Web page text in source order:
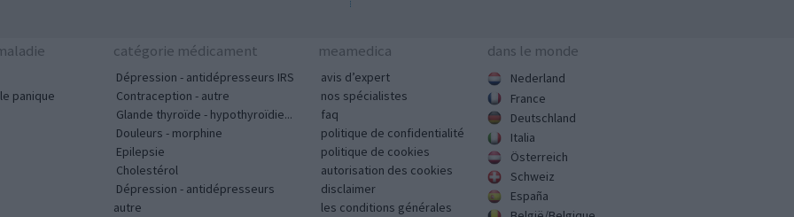
panique
catégorie médicament
Dépression - antidépresseurs IRS
Contraception - autre
Glande thyroïde - hypothyroïdie...
Douleurs - morphine
Epilepsie
Cholestérol
Dépression - antidépresseurs
autre
meamedica
avis d’expert
nos spécialistes
faq
politique de confidentialité
politique de cookies
autorisation des cookies
disclaimer
les conditions générales
dans le monde
Nederland
France
Deutschland
Italia
Österreich
Schweiz
España